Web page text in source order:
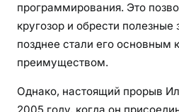
программирования. Это
кругозор и обрести полезные
позднее стали его основным
преимуществом.
Однако, настоящий прорыв